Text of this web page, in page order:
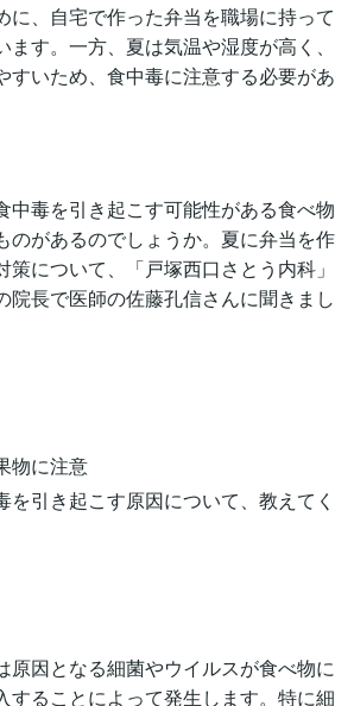
に、自宅で作った弁当を職場に持って
す。一方、夏は気温や湿度が高く、
すいため、食中毒に注意する必要があ
毒を引き起こす可能性がある食べ物
のがあるのでしょうか。夏に弁当を作
策について、「戸塚西口さとう内科」
院長で医師の佐藤孔信さんに聞きまし
物に注意
を引き起こす原因について、教えてく
原因となる細菌やウイルスが食べ物に
することによって発生します。特に細